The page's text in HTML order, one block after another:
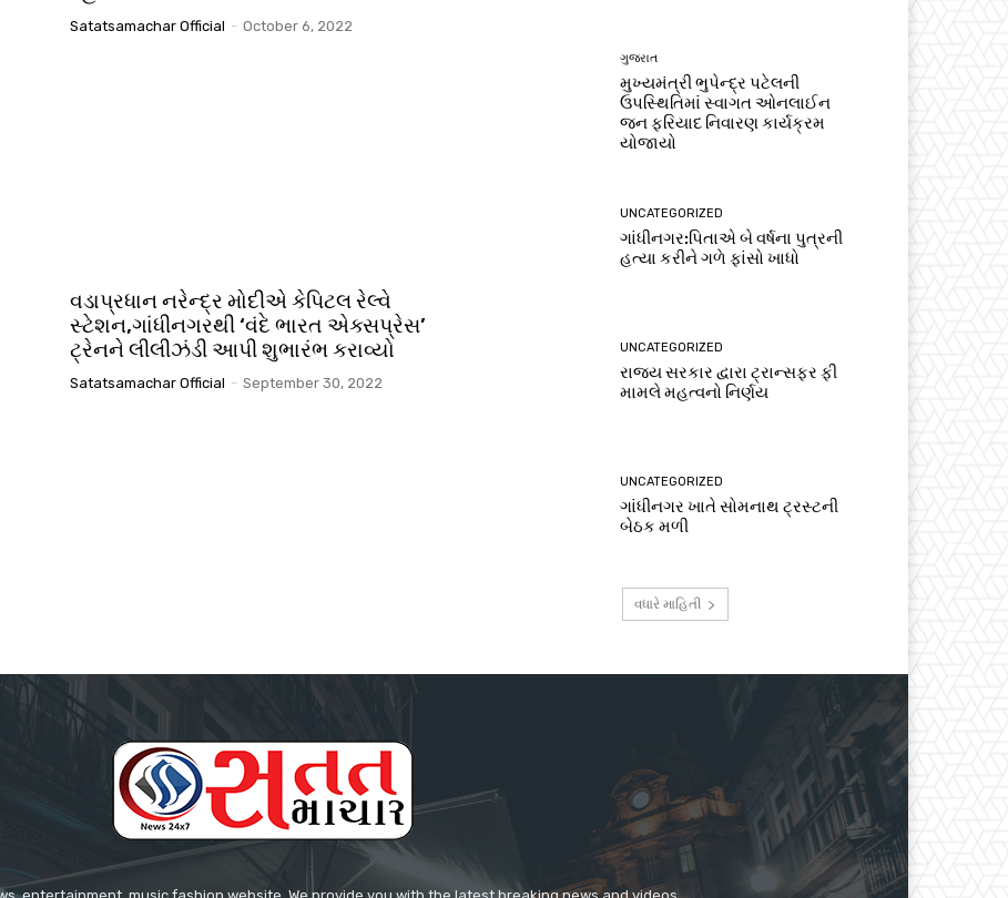
Satatsamachar Official - October 6, 2022
વડાપ્રધાન નરેન્દ્ર મોદીએ કેપિટલ રેલ્વે
સ્ટેશન,ગાંધીનગરથી ‘વંદે ભારત એક્સપ્રેસ’
ટ્રેનને લીલીઝંડી આપી શુભારંભ કરાવ્યો
Satatsamachar Official - September 30, 2022
ગુજરાત
મુખ્યમંત્રી ભુપેન્દ્ર પટેલની
ઉપસ્થિતિમાં સ્વાગત ઓનલાઈન
જન ફરિયાદ નિવારણ કાર્યક્રમ
યોજાયો
UNCATEGORIZED
ગાંધીનગર:પિતાએ બે વર્ષના પુત્રની
હત્યા કરીને ગળે ફાંસો ખાધો
UNCATEGORIZED
રાજ્ય સરકાર દ્વારા ટ્રાન્સફર ફી
મામલે મહત્વનો નિર્ણય
UNCATEGORIZED
ગાંધીનગર ખાતે સોમનાથ ટ્રસ્ટની
બેઠક મળી
વધારે માહિતી